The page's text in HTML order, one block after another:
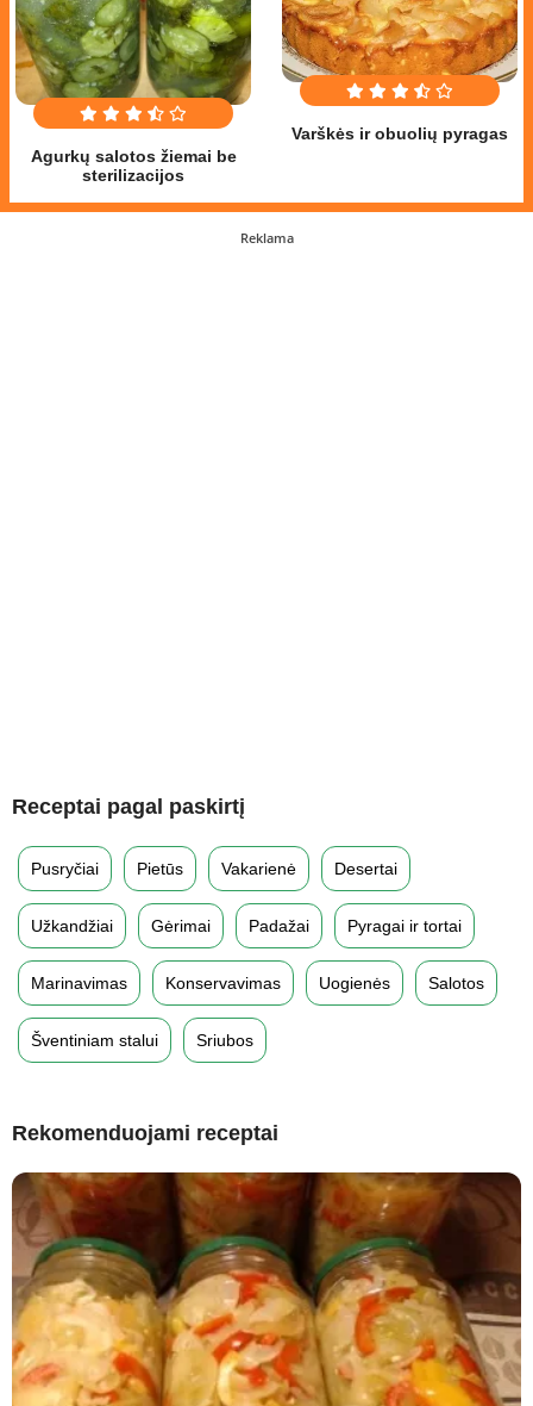
Agurkų salotos žiemai be
sterilizacijos
Varškės ir obuolių pyragas
Reklama
Receptai pagal paskirtį
Pusryčiai Pietūs Vakarienė Desertai
Užkandžiai Gėrimai Padažai Pyragai ir tortai
Marinavimas Konservavimas Uogienės Salotos
Šventiniam stalui Sriubos
Rekomenduojami receptai